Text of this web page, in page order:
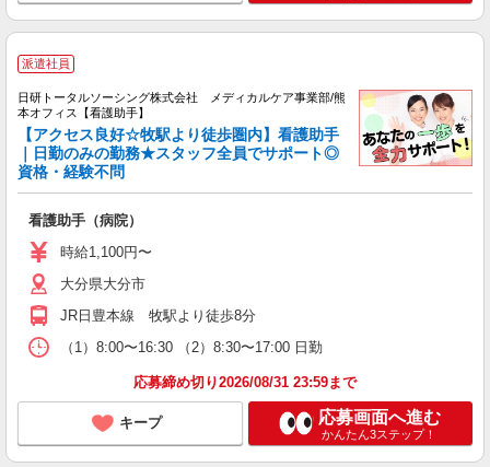
派遣社員
日研トータルソーシング株式会社 メディカルケア事業部/熊
本オフィス【看護助手】
【アクセス良好☆牧駅より徒歩圏内】看護助手
｜日勤のみの勤務★スタッフ全員でサポート◎
資格・経験不問
看護助手（病院）
時給1,100円〜
大分県大分市
JR日豊本線 牧駅より徒歩8分
（1）8:00〜16:30 （2）8:30〜17:00 日勤
応募締め切り2026/08/31 23:59まで
キープ 応募画面へ進む
かんたん3ステップ！